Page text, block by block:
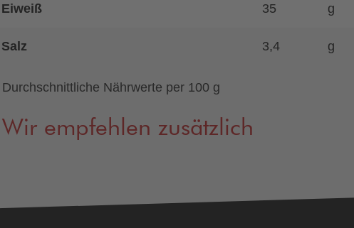
Eiweiß 35 g
Salz 3,4 g
Durchschnittliche Nährwerte per 100 g
Wir empfehlen zusätzlich